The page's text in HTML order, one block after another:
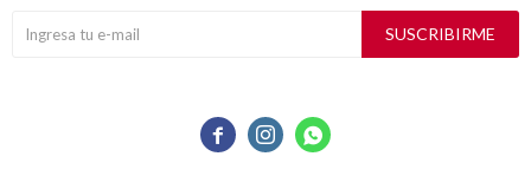
  
SUSCRIBIRME